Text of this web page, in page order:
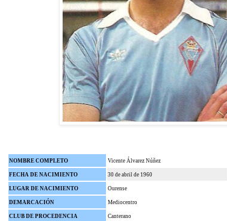
NOMBRE COMPLETO Vicente Álvarez Núñez
FECHA DE NACIMIENTO 30 de abril de 1960
LUGAR DE NACIMIENTO Ourense
DEMARCACIÓN Mediocentro
CLUB DE PROCEDENCIA Canterano